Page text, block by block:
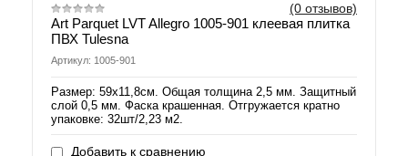
(0 отзывов)
Art Parquet LVT Allegro 1005-901 клеевая плитка
ПВХ Tulesna
Артикул: 1005-901
Размер: 59х11,8см. Общая толщина 2,5 мм. Защитный
слой 0,5 мм. Фаска крашенная. Отгружается кратно
упаковке: 32шт/2,23 м2.
Добавить к сравнению